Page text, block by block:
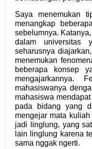
Saya menemukan
menangkap
sebelumnya.
dalam universitas
seharusnya
menemukan
beberapa konsep
mengajarkannya.
mahasiswanya
mahasiswa
pada bidang yang
mengejar mata
jadi linglung, yang
lain linglung karena
sama nggak ngerti.